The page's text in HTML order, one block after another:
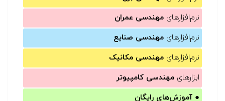
نرم‌افزارهای مهندسی عمران
نرم‌افزارهای مهندسی صنایع
نرم‌افزارهای مهندسی مکانیک
ابزارهای مهندسی کامپیوتر
● آموزش‌های رایگان